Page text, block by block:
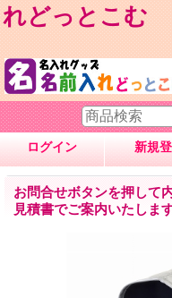
れどっとこむ
ログイン 新規
お問合せボタンを押して
見積書でご案内いたしま